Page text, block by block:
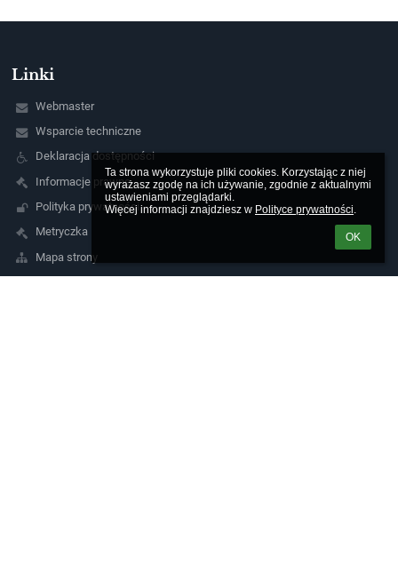
Ta strona wykorzystuje pliki cookies. Korzystając z niej
wyrażasz zgodę na ich używanie, zgodnie z aktualnymi
ustawieniami przeglądarki.
Więcej informacji znajdziesz w Polityce prywatności.
OK
Linki
Webmaster
Wsparcie techniczne
Deklaracja dostępności
Informacje prawne
Polityka prywatności
Metryczka
Mapa strony